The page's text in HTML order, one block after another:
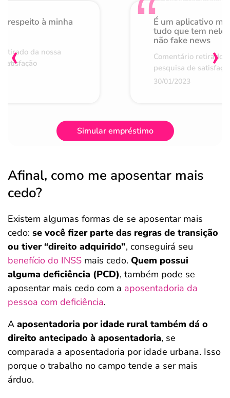
respeito à minha
da nossa
É um aplicativo
tudo que tem nele
não fake news
Comentário retirado
pesquisa de
30/01/2023
‹ ›
Simular empréstimo
Afinal, como me aposentar mais
cedo?
Existem algumas formas de se aposentar mais
cedo: se você fizer parte das regras de transição
ou tiver “direito adquirido”, conseguirá seu
benefício do INSS mais cedo. Quem possui
alguma deficiência (PCD), também pode se
aposentar mais cedo com a aposentadoria da
pessoa com deficiência.
A aposentadoria por idade rural também dá o
direito antecipado à aposentadoria, se
comparada a aposentadoria por idade urbana. Isso
porque o trabalho no campo tende a ser mais
árduo.